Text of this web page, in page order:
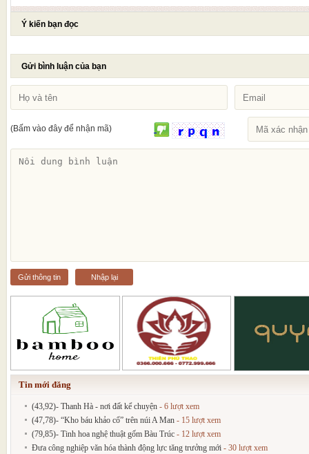
Ý kiến bạn đọc
Gửi bình luận của bạn
(Bấm vào đây để nhận mã)
Gửi thông tin Nhập lại
Tin mới đăng
(43,92)- Thanh Hà - nơi đất kể chuyện - 6 lượt xem
(47,78)- “Kho báu khảo cổ” trên núi A Man - 15 lượt xem
(79,85)- Tinh hoa nghệ thuật gốm Bàu Trúc - 12 lượt xem
Đưa công nghiệp văn hóa thành động lực tăng trưởng mới - 30 lượt xem